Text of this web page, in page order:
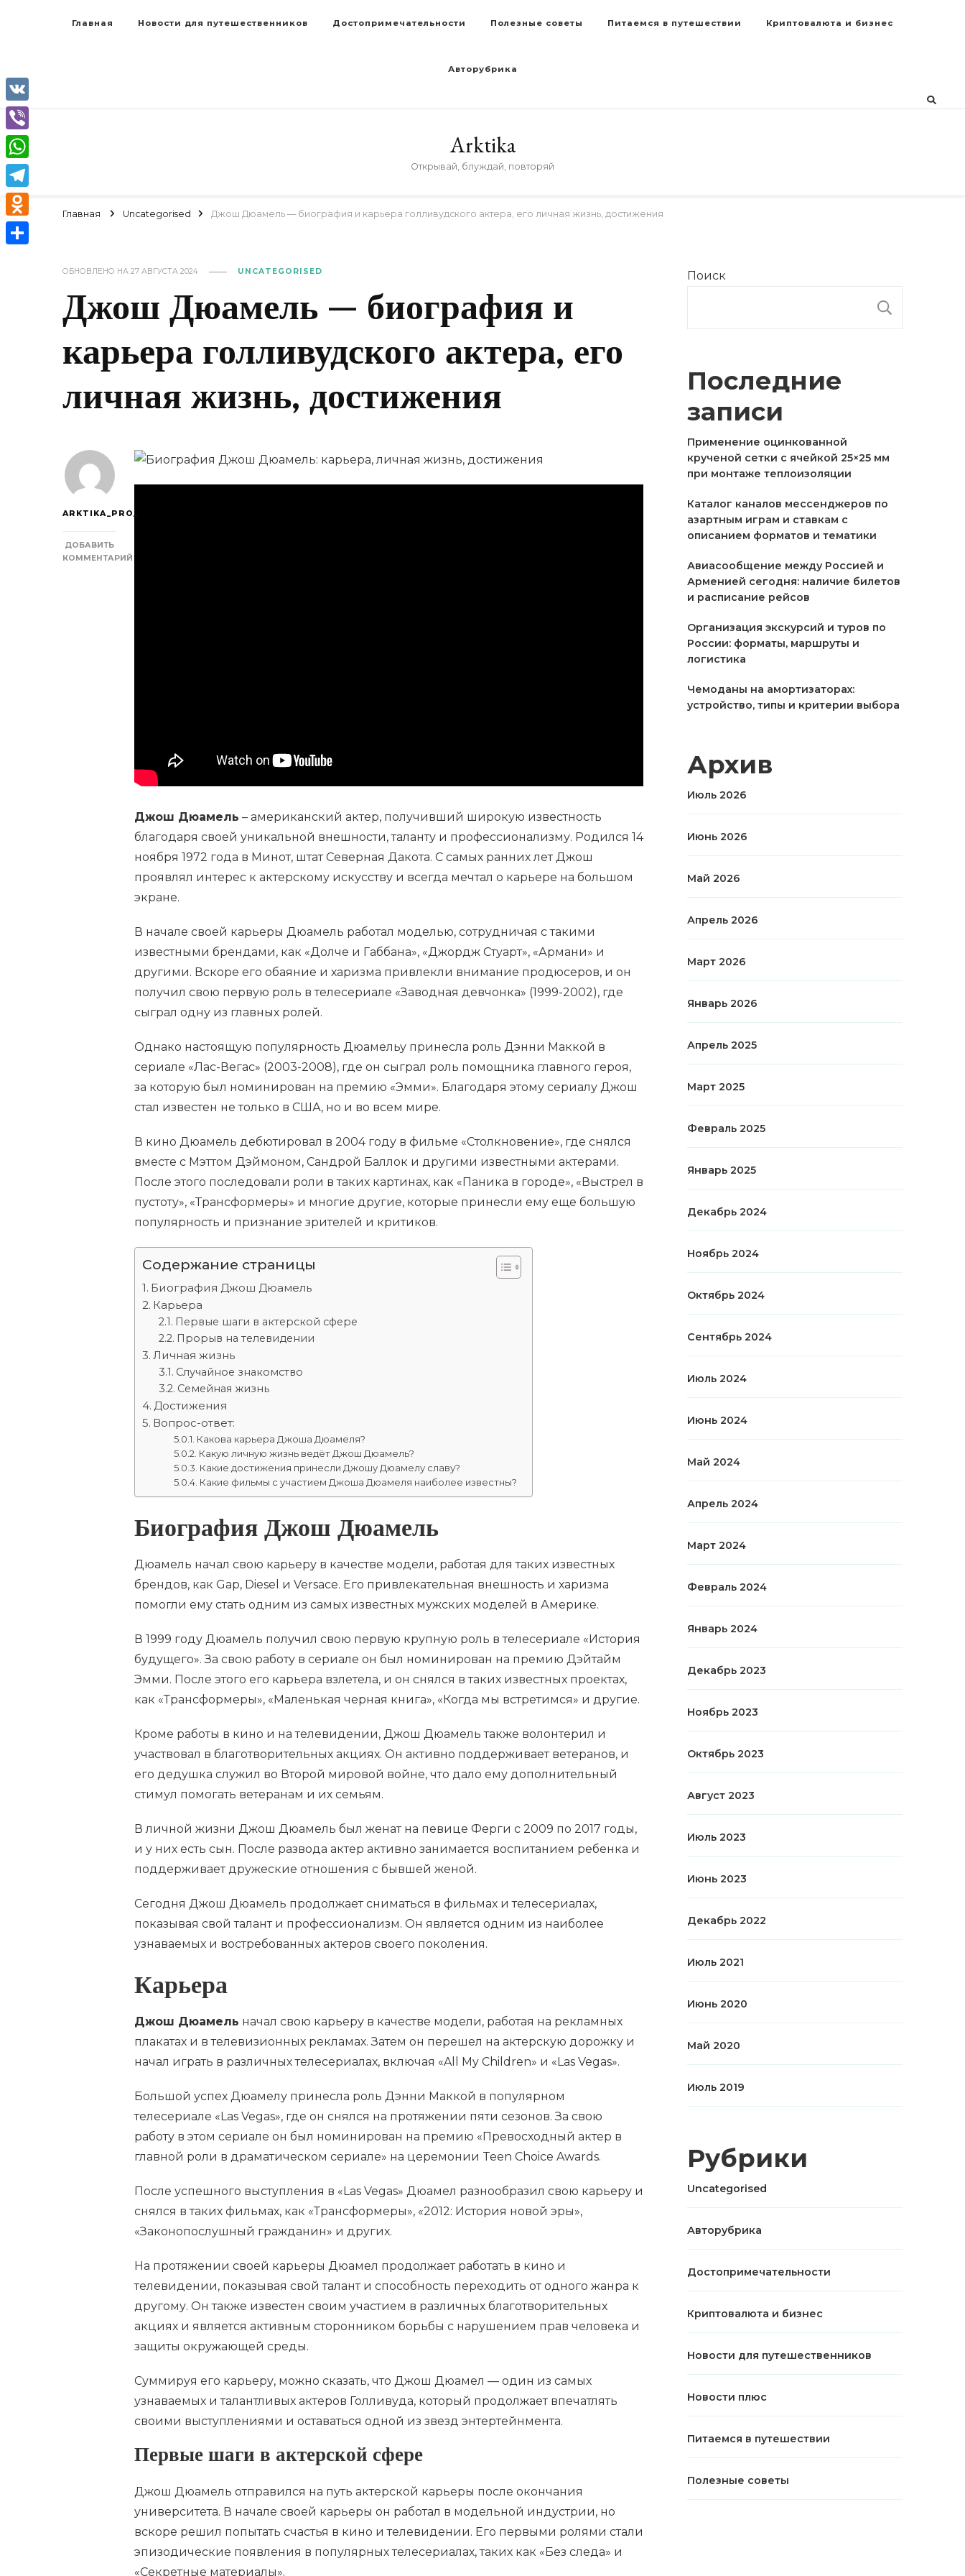
Главная Новости для путешественников Достопримечательности Полезные советы Питаемся в путешествии Криптовалюта и бизнес
Авторубрика
Arktika
Открывай, блуждай, повторяй
Главная Uncategorised Джош Дюамель — биография и карьера голливудского актера, его личная жизнь, достижения
ОБНОВЛЕНО НА 27 АВГУСТА 2024 UNCATEGORISED
Джош Дюамель — биография и
карьера голливудского актера, его
личная жизнь, достижения
ARKTIKA_PRO_
ДОБАВИТЬ
КОММЕНТАРИЙ
Джош Дюамель – американский актер, получивший широкую известность
благодаря своей уникальной внешности, таланту и профессионализму. Родился 14
ноября 1972 года в Минот, штат Северная Дакота. С самых ранних лет Джош
проявлял интерес к актерскому искусству и всегда мечтал о карьере на большом
экране.
В начале своей карьеры Дюамель работал моделью, сотрудничая с такими
известными брендами, как «Долче и Габбана», «Джордж Стуарт», «Армани» и
другими. Вскоре его обаяние и харизма привлекли внимание продюсеров, и он
получил свою первую роль в телесериале «Заводная девчонка» (1999-2002), где
сыграл одну из главных ролей.
Однако настоящую популярность Дюамельу принесла роль Дэнни Маккой в
сериале «Лас-Вегас» (2003-2008), где он сыграл роль помощника главного героя,
за которую был номинирован на премию «Эмми». Благодаря этому сериалу Джош
стал известен не только в США, но и во всем мире.
В кино Дюамель дебютировал в 2004 году в фильме «Столкновение», где снялся
вместе с Мэттом Дэймоном, Сандрой Баллок и другими известными актерами.
После этого последовали роли в таких картинах, как «Паника в городе», «Выстрел в
пустоту», «Трансформеры» и многие другие, которые принесли ему еще большую
популярность и признание зрителей и критиков.
Содержание страницы
Биография Джош Дюамель
Карьера
Первые шаги в актерской сфере
Прорыв на телевидении
Личная жизнь
Случайное знакомство
Семейная жизнь
Достижения
Вопрос-ответ:
Какова карьера Джоша Дюамеля?
Какую личную жизнь ведёт Джош Дюамель?
Какие достижения принесли Джошу Дюамелу славу?
Какие фильмы с участием Джоша Дюамеля наиболее известны?
Биография Джош Дюамель
Дюамель начал свою карьеру в качестве модели, работая для таких известных
брендов, как Gap, Diesel и Versace. Его привлекательная внешность и харизма
помогли ему стать одним из самых известных мужских моделей в Америке.
В 1999 году Дюамель получил свою первую крупную роль в телесериале «История
будущего». За свою работу в сериале он был номинирован на премию Дэйтайм
Эмми. После этого его карьера взлетела, и он снялся в таких известных проектах,
как «Трансформеры», «Маленькая черная книга», «Когда мы встретимся» и другие.
Кроме работы в кино и на телевидении, Джош Дюамель также волонтерил и
участвовал в благотворительных акциях. Он активно поддерживает ветеранов, и
его дедушка служил во Второй мировой войне, что дало ему дополнительный
стимул помогать ветеранам и их семьям.
В личной жизни Джош Дюамель был женат на певице Ферги с 2009 по 2017 годы,
и у них есть сын. После развода актер активно занимается воспитанием ребенка и
поддерживает дружеские отношения с бывшей женой.
Сегодня Джош Дюамель продолжает сниматься в фильмах и телесериалах,
показывая свой талант и профессионализм. Он является одним из наиболее
узнаваемых и востребованных актеров своего поколения.
Карьера
Джош Дюамель начал свою карьеру в качестве модели, работая на рекламных
плакатах и в телевизионных рекламах. Затем он перешел на актерскую дорожку и
начал играть в различных телесериалах, включая «All My Children» и «Las Vegas».
Большой успех Дюамелу принесла роль Дэнни Маккой в популярном
телесериале «Las Vegas», где он снялся на протяжении пяти сезонов. За свою
работу в этом сериале он был номинирован на премию «Превосходный актер в
главной роли в драматическом сериале» на церемонии Teen Choice Awards.
После успешного выступления в «Las Vegas» Дюамел разнообразил свою карьеру и
снялся в таких фильмах, как «Трансформеры», «2012: История новой эры»,
«Законопослушный гражданин» и других.
На протяжении своей карьеры Дюамел продолжает работать в кино и
телевидении, показывая свой талант и способность переходить от одного жанра к
другому. Он также известен своим участием в различных благотворительных
акциях и является активным сторонником борьбы с нарушением прав человека и
защиты окружающей среды.
Суммируя его карьеру, можно сказать, что Джош Дюамел — один из самых
узнаваемых и талантливых актеров Голливуда, который продолжает впечатлять
своими выступлениями и оставаться одной из звезд энтертейнмента.
Первые шаги в актерской сфере
Джош Дюамель отправился на путь актерской карьеры после окончания
университета. В начале своей карьеры он работал в модельной индустрии, но
вскоре решил попытать счастья в кино и телевидении. Его первыми ролями стали
эпизодические появления в популярных телесериалах, таких как «Без следа» и
«Секретные материалы».
Поиск
Последние
записи
Применение оцинкованной
крученой сетки с ячейкой 25×25 мм
при монтаже теплоизоляции
Каталог каналов мессенджеров по
азартным играм и ставкам с
описанием форматов и тематики
Авиасообщение между Россией и
Арменией сегодня: наличие билетов
и расписание рейсов
Организация экскурсий и туров по
России: форматы, маршруты и
логистика
Чемоданы на амортизаторах:
устройство, типы и критерии выбора
Архив
Июль 2026
Июнь 2026
Май 2026
Апрель 2026
Март 2026
Январь 2026
Апрель 2025
Март 2025
Февраль 2025
Январь 2025
Декабрь 2024
Ноябрь 2024
Октябрь 2024
Сентябрь 2024
Июль 2024
Июнь 2024
Май 2024
Апрель 2024
Март 2024
Февраль 2024
Январь 2024
Декабрь 2023
Ноябрь 2023
Октябрь 2023
Август 2023
Июль 2023
Июнь 2023
Декабрь 2022
Июль 2021
Июнь 2020
Май 2020
Июль 2019
Рубрики
Uncategorised
Авторубрика
Достопримечательности
Криптовалюта и бизнес
Новости для путешественников
Новости плюс
Питаемся в путешествии
Полезные советы
VK
Viber
WhatsApp
Telegram
Odnoklassniki